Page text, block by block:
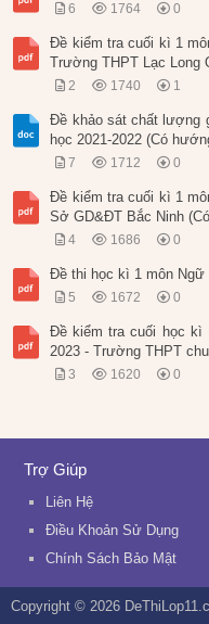
6 1764 0
Đề kiểm tra cuối kì 1
Trường THPT Lạc Long
2 1740 1
Đề khảo sát chất lượng
học 2021-2022 (Có
7 1712 0
Đề kiểm tra cuối kì 1
Sở GD&ĐT Bắc Ninh
4 1686 0
Đề thi học kì 1 môn
5 1672 0
Đề kiểm tra cuối học kì
2023 - Trường THPT
3 1620 0
Trợ Giúp
Liên Hệ
Điều Khoản Sử Dụng
Chính Sách Bảo Mật
Copyright © 2026